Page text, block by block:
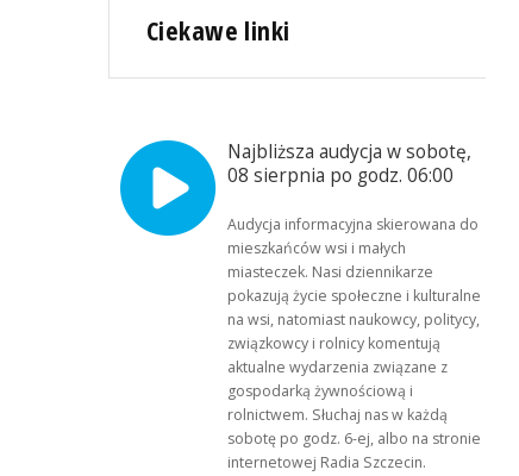
Ciekawe linki
Najbliższa audycja w sobotę,
08 sierpnia po godz. 06:00
Audycja informacyjna skierowana do
mieszkańców wsi i małych
miasteczek. Nasi dziennikarze
pokazują życie społeczne i kulturalne
na wsi, natomiast naukowcy, politycy,
związkowcy i rolnicy komentują
aktualne wydarzenia związane z
gospodarką żywnościową i
rolnictwem. Słuchaj nas w każdą
sobotę po godz. 6-ej, albo na stronie
internetowej Radia Szczecin.